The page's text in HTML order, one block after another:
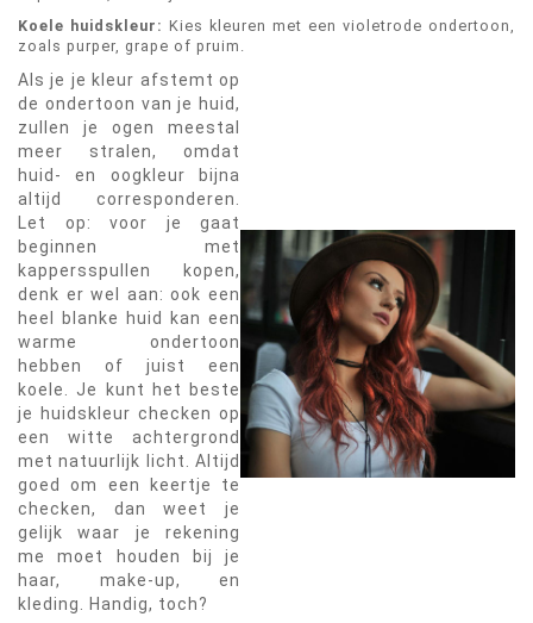
Koele huidskleur: Kies kleuren met een violetrode ondertoon,
zoals purper, grape of pruim.
Als je je kleur afstemt op
de ondertoon van je huid,
zullen je ogen meestal
meer stralen, omdat
huid- en oogkleur bijna
altijd corresponderen.
Let op: voor je gaat
beginnen met
kappersspullen kopen,
denk er wel aan: ook een
heel blanke huid kan een
warme ondertoon
hebben of juist een
koele. Je kunt het beste
je huidskleur checken op
een witte achtergrond
met natuurlijk licht. Altijd
goed om een keertje te
checken, dan weet je
gelijk waar je rekening
me moet houden bij je
haar, make-up, en
kleding. Handig, toch?